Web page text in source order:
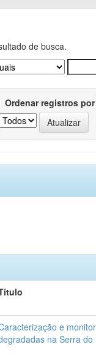
de busca.
Ordenar registros por
e
na Serra